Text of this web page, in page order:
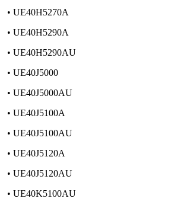
• UE40H5270A
• UE40H5290A
• UE40H5290AU
• UE40J5000
• UE40J5000AU
• UE40J5100A
• UE40J5100AU
• UE40J5120A
• UE40J5120AU
• UE40K5100AU